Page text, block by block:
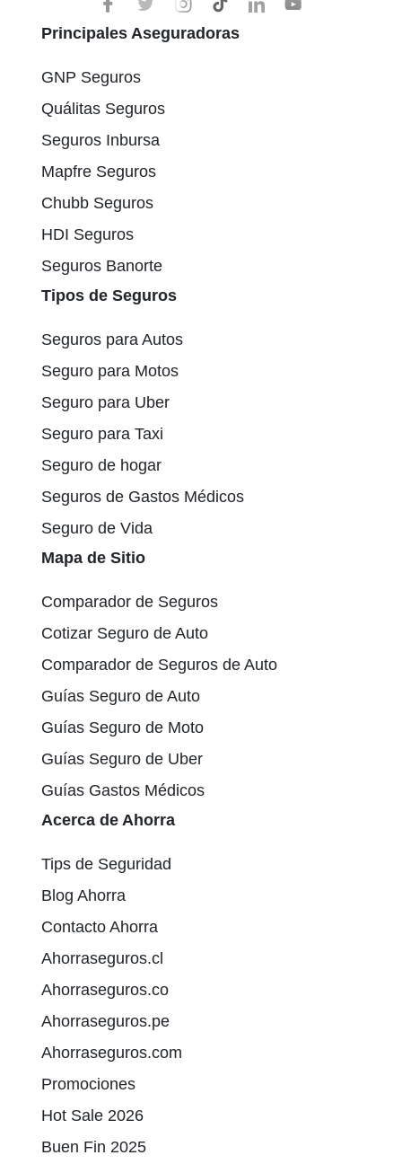
Principales Aseguradoras
GNP Seguros
Quálitas Seguros
Seguros Inbursa
Mapfre Seguros
Chubb Seguros
HDI Seguros
Seguros Banorte
Tipos de Seguros
Seguros para Autos
Seguro para Motos
Seguro para Uber
Seguro para Taxi
Seguro de hogar
Seguros de Gastos Médicos
Seguro de Vida
Mapa de Sitio
Comparador de Seguros
Cotizar Seguro de Auto
Comparador de Seguros de Auto
Guías Seguro de Auto
Guías Seguro de Moto
Guías Seguro de Uber
Guías Gastos Médicos
Acerca de Ahorra
Tips de Seguridad
Blog Ahorra
Contacto Ahorra
Ahorraseguros.cl
Ahorraseguros.co
Ahorraseguros.pe
Ahorraseguros.com
Promociones
Hot Sale 2026
Buen Fin 2025